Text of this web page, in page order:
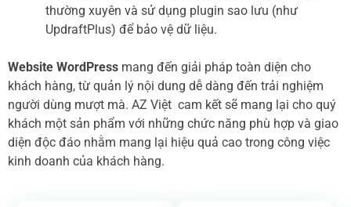
thường xuyên và sử dụng plugin sao lưu (như
UpdraftPlus) để bảo vệ dữ liệu.
Website WordPress mang đến giải pháp toàn diện cho
khách hàng, từ quản lý nội dung dễ dàng đến trải nghiệm
người dùng mượt mà. AZ Việt cam kết sẽ mang lại cho quý
khách một sản phẩm với những chức năng phù hợp và giao
diện độc đáo nhằm mang lại hiệu quả cao trong công việc
kinh doanh của khách hàng.